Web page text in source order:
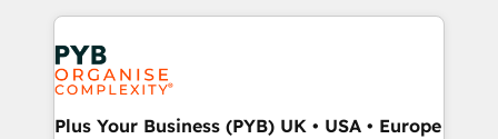
services are offered in both English & French.
onboarding from platforms like Salesforce, NetSuite,
Zoho, Pardot, Marketo, Microsoft Dynamics, Wix,
WordPress and legacy CRMs, turning fragmented
systems into unified, growth-ready HubSpot
architectures that accelerate revenue operations and
Plus Your Business (PYB) UK • USA • Europe